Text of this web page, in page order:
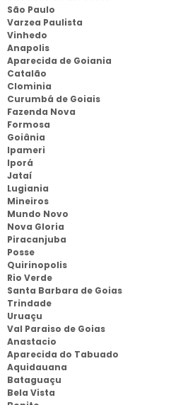
São Paulo
Varzea Paulista
Vinhedo
Anapolis
Aparecida de Goiania
Catalão
Clominia
Curumbá de Goiais
Fazenda Nova
Formosa
Goiânia
Ipameri
Iporá
Jataí
Lugiania
Mineiros
Mundo Novo
Nova Gloria
Piracanjuba
Posse
Quirinopolis
Rio Verde
Santa Barbara de Goias
Trindade
Uruaçu
Val Paraiso de Goias
Anastacio
Aparecida do Tabuado
Aquidauana
Bataguaçu
Bela Vista